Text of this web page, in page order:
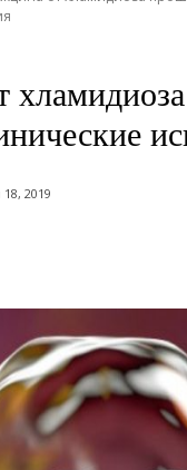
2019